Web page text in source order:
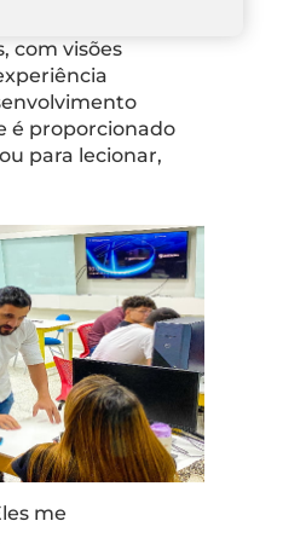
com visões
é proporcionado
para lecionar,
me